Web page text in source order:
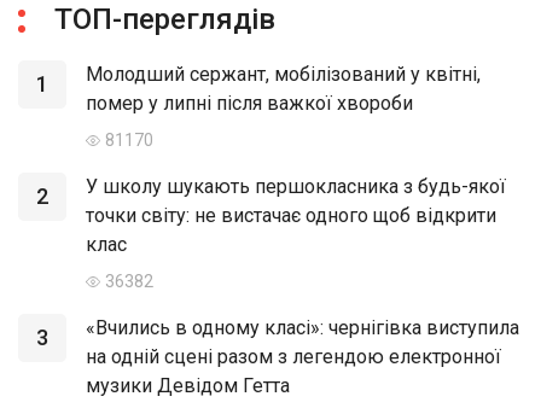
ТОП-переглядів
1
Молодший сержант, мобілізований у квітні,
помер у липні після важкої хвороби
81170
2
У школу шукають першокласника з будь-якої
точки світу: не вистачає одного щоб відкрити
клас
36382
3
«Вчились в одному класі»: чернігівка виступила
на одній сцені разом з легендою електронної
музики Девідом Гетта